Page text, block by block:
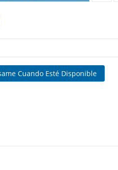
Cuando Esté Disponible